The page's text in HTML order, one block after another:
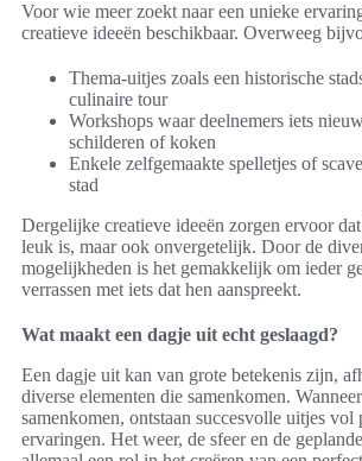
Voor wie meer zoekt naar een unieke
creatieve ideeën beschikbaar. Overweeg
Thema-uitjes zoals een historische
culinaire tour
Workshops waar deelnemers iets
schilderen of koken
Enkele zelfgemaakte spelletjes of
stad
Dergelijke creatieve ideeën zorgen ervoor
leuk is, maar ook onvergetelijk. Door de
mogelijkheden is het gemakkelijk om ieder
verrassen met iets dat hen aanspreekt.
Wat maakt een dagje uit echt geslaagd?
Een dagje uit kan van grote betekenis zijn,
diverse elementen die samenkomen.
samenkomen, ontstaan succesvolle uitjes vol
ervaringen. Het weer, de sfeer en de